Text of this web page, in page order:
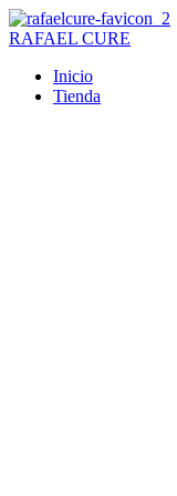
Ir
al
RAFAEL CURE
Inicio
Tienda